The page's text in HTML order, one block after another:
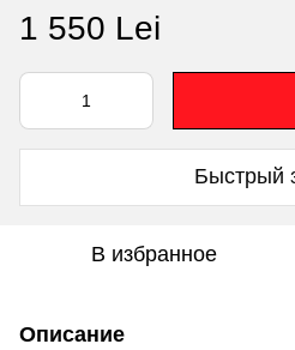
1 550 Lei
Быстрый
В избранное
Описание